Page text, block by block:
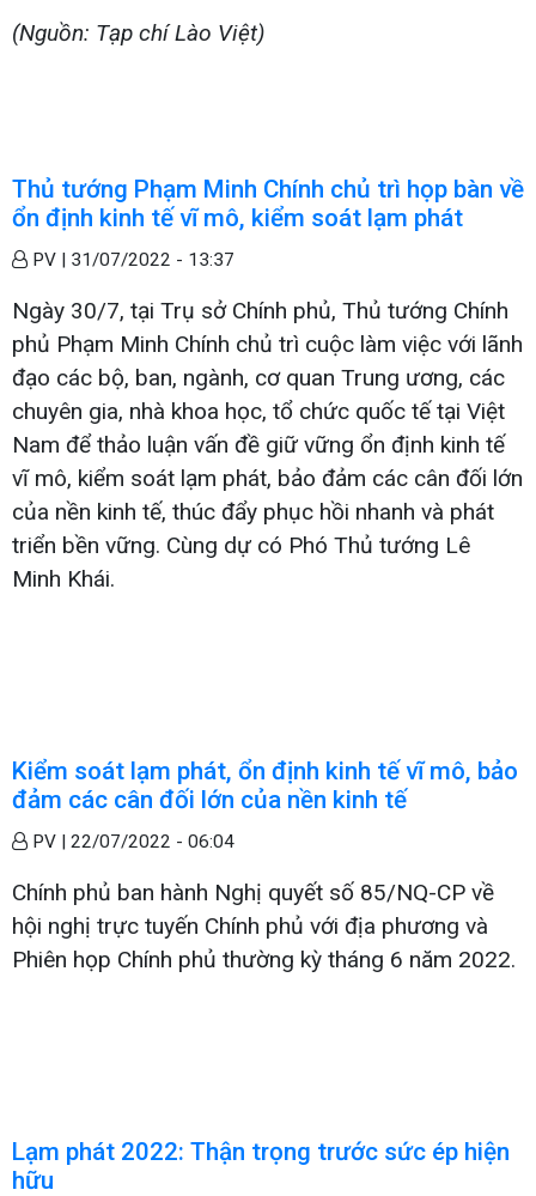
(Nguồn: Tạp chí Lào Việt)
Thủ tướng Phạm Minh Chính chủ trì họp bàn về
ổn định kinh tế vĩ mô, kiểm soát lạm phát
PV | 31/07/2022 - 13:37
Ngày 30/7, tại Trụ sở Chính phủ, Thủ tướng Chính
phủ Phạm Minh Chính chủ trì cuộc làm việc với lãnh
đạo các bộ, ban, ngành, cơ quan Trung ương, các
chuyên gia, nhà khoa học, tổ chức quốc tế tại Việt
Nam để thảo luận vấn đề giữ vững ổn định kinh tế
vĩ mô, kiểm soát lạm phát, bảo đảm các cân đối lớn
của nền kinh tế, thúc đẩy phục hồi nhanh và phát
triển bền vững. Cùng dự có Phó Thủ tướng Lê
Minh Khái.
Kiểm soát lạm phát, ổn định kinh tế vĩ mô, bảo
đảm các cân đối lớn của nền kinh tế
PV | 22/07/2022 - 06:04
Chính phủ ban hành Nghị quyết số 85/NQ-CP về
hội nghị trực tuyến Chính phủ với địa phương và
Phiên họp Chính phủ thường kỳ tháng 6 năm 2022.
Lạm phát 2022: Thận trọng trước sức ép hiện
hữu